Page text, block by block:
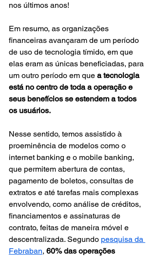
nos últimos anos!
Em resumo, as organizações
financeiras avançaram de um período
de uso de tecnologia tímido, em que
elas eram as únicas beneficiadas, para
um outro período em que a tecnologia
está no centro de toda a operação e
seus benefícios se estendem a todos
os usuários.
Nesse sentido, temos assistido à
proeminência de modelos como o
internet banking e o mobile banking,
que permitem abertura de contas,
pagamento de boletos, consultas de
extratos e até tarefas mais complexas
envolvendo, como análise de créditos,
financiamentos e assinaturas de
contrato, feitas de maneira móvel e
descentralizada. Segundo pesquisa da
Febraban, 60% das operações